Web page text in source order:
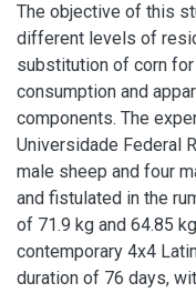
The objective of this
different levels of
substitution of corn
consumption and
components. The
Universidade Federal
male sheep and four
and fistulated in the
of 71.9 kg and 64.85
contemporary 4x4
duration of 76 days,